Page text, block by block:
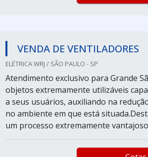
VENDA DE VENTILADORES
ELÉTRICA WRJ / SÃO PAULO - SP
Atendimento exclusivo para Grande
objetos extremamente utilizáveis
a seus usuários, auxiliando na
no ambiente em que está
um processo extremamente vantajoso